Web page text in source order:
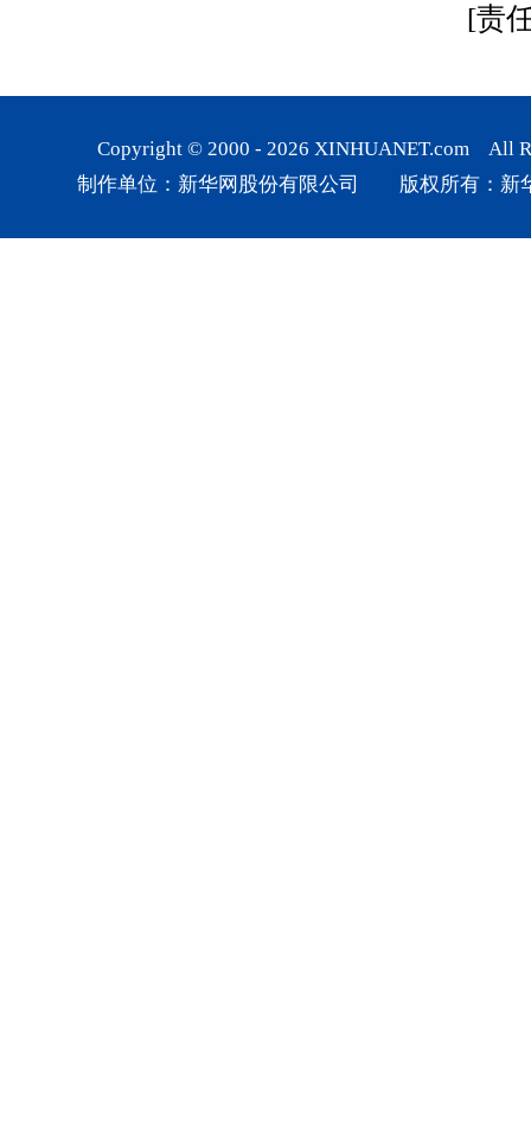
[责
Copyright © 2000 - 2026 XINHUANET.com All
制作单位：新华网股份有限公司 版权所有：新